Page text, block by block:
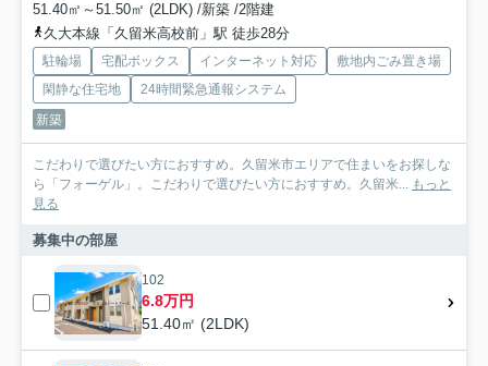
51.40㎡～51.50㎡ (2LDK) /新築 /2階建
久大本線「久留米高校前」駅 徒歩28分
駐輪場 宅配ボックス インターネット対応
敷地内ごみ置き場
閑静な住宅地
24時間緊急通報システム
新築
こだわりで選びたい方におすすめ。久留米市エリアで住まいをお探しな
ら「フォーゲル」。こだわりで選びたい方におすすめ。久留米... もっと
見る
募集中の部屋
102
6.8万円
51.40㎡ (2LDK)